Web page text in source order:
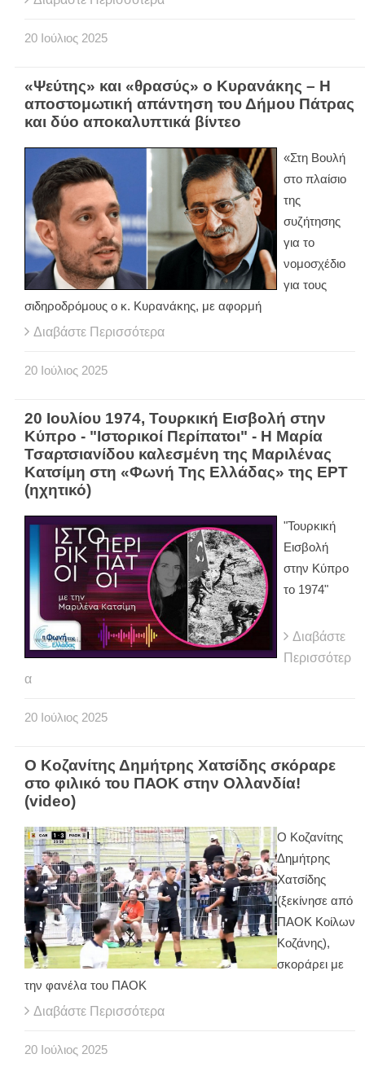
20 Ιούλιος 2025
«Ψεύτης» και «θρασύς» ο Κυρανάκης – Η
αποστομωτική απάντηση του Δήμου Πάτρας
και δύο αποκαλυπτικά βίντεο
«Στη Βουλή
στο πλαίσιο
της
συζήτησης
για το
νομοσχέδιο
για τους
σιδηροδρόμους ο κ. Κυρανάκης, με αφορμή
Διαβάστε Περισσότερα
20 Ιούλιος 2025
20 Ιουλίου 1974, Τουρκική Εισβολή στην
Κύπρο - "Ιστορικοί Περίπατοι" - Η Μαρία
Τσαρτσιανίδου καλεσμένη της Μαριλένας
Κατσίμη στη «Φωνή Της Ελλάδας» της ΕΡΤ
(ηχητικό)
"Τουρκική
Εισβολή
στην Κύπρο
το 1974"
Διαβάστε
Περισσότερ
α
20 Ιούλιος 2025
Ο Κοζανίτης Δημήτρης Χατσίδης σκόραρε
στο φιλικό του ΠΑΟΚ στην Ολλανδία!
(video)
Ο Κοζανίτης
Δημήτρης
Χατσίδης
(ξεκίνησε από
ΠΑΟΚ Κοίλων
Κοζάνης),
σκοράρει με
την φανέλα του ΠΑΟΚ
Διαβάστε Περισσότερα
20 Ιούλιος 2025